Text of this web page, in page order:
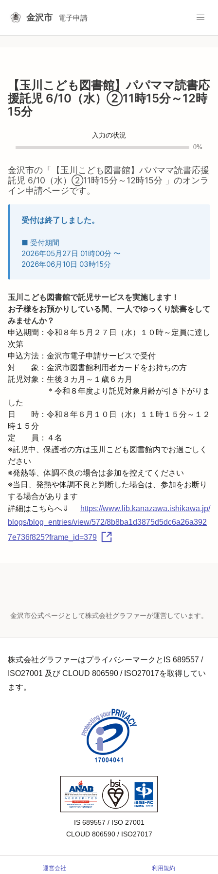
金沢市 電子申請
【玉川こども図書館】パパママ読書応
援託児 6/10（水）②11時15分～12時
15分
入力の状況
0%
金沢市の「
【玉川こども図書館】パパママ読書応援
託児 6/10（水）②11時15分～12時15分 」のオンラ
イン申請ページです。
受付は終了しました。
■ 受付期間
2026年05月27日 01時00分 〜
2026年06月10日 03時15分
玉川こども図書館で託児サービスを実施します！
お子様をお預かりしている間、一人でゆっくり読書をして
みませんか？
申込期間：令和８年５月２７日（水）１０時～定員に達し
次第
申込方法：金沢市電子申請サービスで受付
対　　象：金沢市図書館利用者カードをお持ちの方
託児対象：生後３カ月～１歳６カ月
＊令和８年度より託児対象月齢が引き下がりま
した
日　　時：令和８年６月１０日（水）１１時１５分～１２
時１５分
定　　員：４名
※託児中、保護者の方は玉川こども図書館内でお過ごしく
ださい
※発熱等、体調不良の場合は参加を控えてください
※当日、発熱や体調不良と判断した場合は、参加をお断り
する場合があります
詳細はこちらへ⇓
https://www.lib.kanazawa.ishikawa.jp/
blogs/blog_entries/view/572/8b8ba1d3875d5dc6a26a392
7e736f825?frame_id=379
金沢市公式ページとして株式会社グラファーが運営しています。
株式会社グラファーはプライバシーマークとIS 689557 /
ISO27001 及び CLOUD 806590 / ISO27017を取得してい
ます。
IS 689557 / ISO 27001
CLOUD 806590 / ISO27017
運営会社 利用規約